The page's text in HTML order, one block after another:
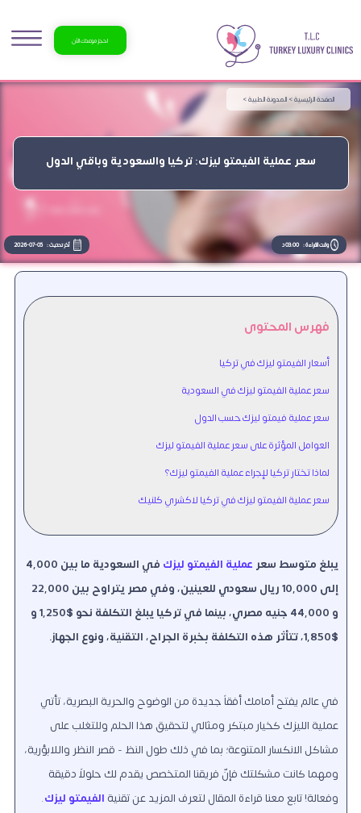
احجز موعدك الآن
سعر عملية الفيمتو ليزك: تركيا والسعودية وباقي الدول
الصفحة الرئيسية >المدونة الطبية >
وقت القراءة : 03:00 د آخر تحديث : 2026-07-05
فهرس المحتوى
أسعار الفيمتو ليزك في تركيا
سعر عملية الفيمتو ليزك في السعودية
سعر عملية فيمتو ليزك حسب الدول
العوامل المؤثرة على سعر عملية الفيمتو ليزك
لماذا تختار تركيا لإجراء عملية الفيمتو ليزك؟
سعر عملية الفيمتو ليزك في تركيا لاكشري كلنيك
يبلغ متوسط سعر عملية الفيمتو ليزك
في السعودية ما بين 4,000
إلى 10,000 ريال سعودي للعينين، وفي مصر يتراوح بين 22,000
و 44,000 جنيه مصري، بينما في تركيا يبلغ التكلفة نحو $1,250 و
$1,850، تتأثر هذه التكلفة بخبرة الجراح، التقنية، ونوع الجهاز.
في عالم يفتح أمامك أفقاً جديدة من الوضوح والحرية البصرية، تأتي
عملية الليزك كخيار مبتكر ومثالي لتحقيق هذا الحلم وللتغلب على
مشاكل الانكسار المتنوعة؛ بما في ذلك طول النظ - قصر النظر واللابؤرية،
ومهما كانت مشكلتك فإنّ فريقنا المتخصص يقدم لك حلولاً دقيقة
وفعالة! تابع معنا قراءة المقال لتعرف المزيد عن تقنية الفيمتو ليزك.